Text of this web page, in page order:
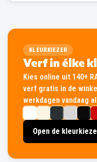
KLEURKIEZER
Verf in élke
Kies online uit 140+
verf gratis in de
werkdagen vandaag
Open de